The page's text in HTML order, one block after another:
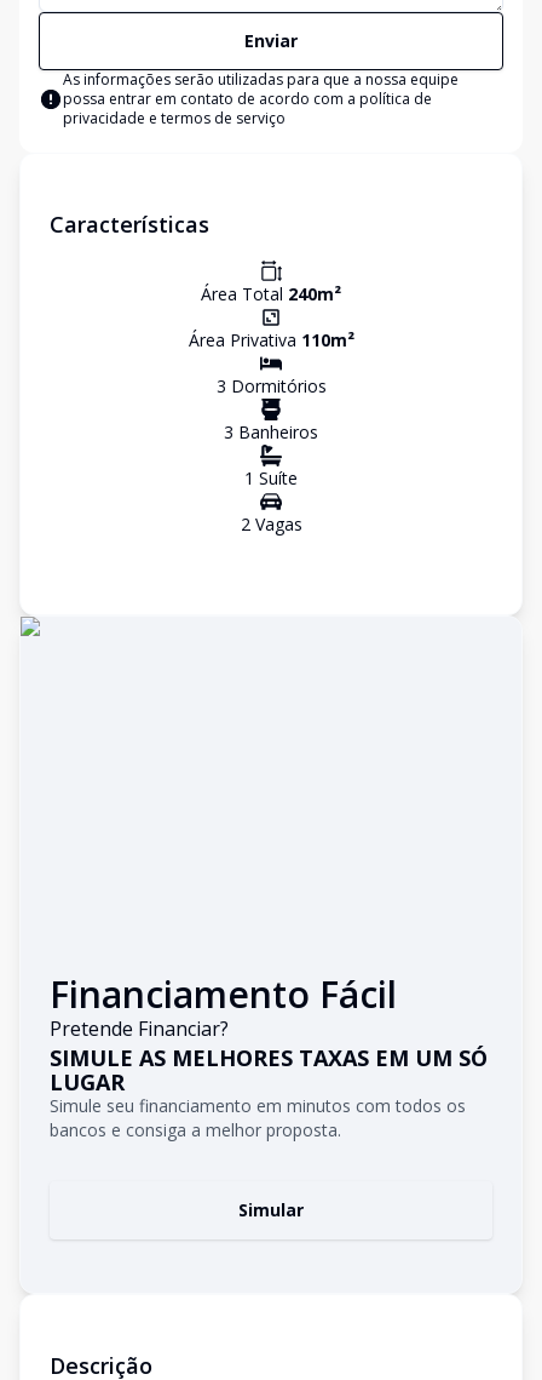
Enviar
As informações serão utilizadas para que a nossa equipe
possa entrar em contato de acordo com a política de
privacidade e termos de serviço
Características
Área Total 240m²
Área Privativa 110m²
3 Dormitórios
3 Banheiros
1 Suíte
2Vagas
Financiamento Fácil
Pretende Financiar?
SIMULE AS MELHORES TAXAS EM UM SÓ
LUGAR
Simule seu financiamento em minutos com todos os
bancos e consiga a melhor proposta.
Simular
Descrição